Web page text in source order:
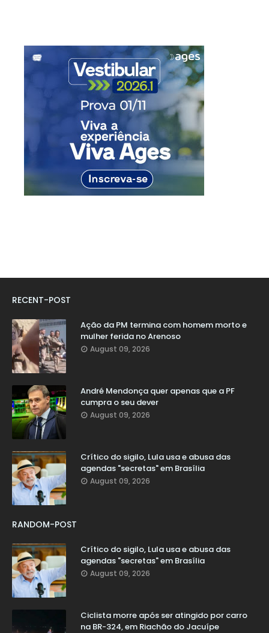
RECENT-POST
Ação da PM termina com homem morto e
mulher ferida no Arenoso
August 09, 2026
André Mendonça quer apenas que a PF
cumpra o seu dever
August 09, 2026
Crítico do sigilo, Lula usa e abusa das
agendas "secretas" em Brasília
August 09, 2026
RANDOM-POST
Crítico do sigilo, Lula usa e abusa das
agendas "secretas" em Brasília
August 09, 2026
Ciclista morre após ser atingido por carro
na BR-324, em Riachão do Jacuípe